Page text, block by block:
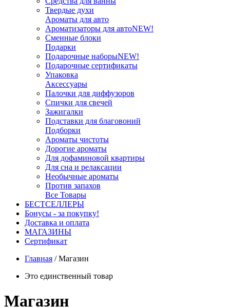
Твердые духи
Ароматы для авто
Ароматизаторы для автоNEW!
Сменные блоки
Подарки
Подарочные наборыNEW!
Подарочные сертификаты
Упаковка
Аксессуары
Палочки для диффузоров
Спички для свечей
Зажигалки
Подставки для благовоний
Подборки
Ароматы чистоты
Дорогие ароматы
Для дофаминовой квартиры
Для сна и релаксации
Необычные ароматы
Против запахов
Все Товары
БЕСТСЕЛЛЕРЫ
Бонусы - за покупку!
Доставка и оплата
МАГАЗИНЫ
Cертификат
Главная /Магазин
Это единственный товар
Магазин